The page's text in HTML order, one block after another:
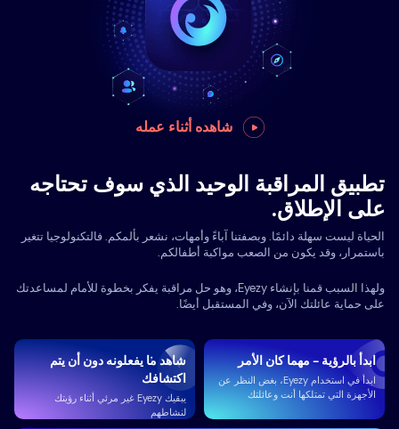
شاهده أثناء عمله
تطبيق المراقبة الوحيد الذي سوف تحتاجه
على الإطلاق.
الحياة ليست سهلة دائمًا. وبصفتنا آباءً وأمهات، نشعر بألمكم. فالتكنولوجيا تتغير
باستمرار، وقد يكون من الصعب مواكبة أطفالكم.
ولهذا السبب قمنا بإنشاء Eyezy، وهو حل مراقبة يفكر بخطوة للأمام لمساعدتك
على حماية عائلتك الآن، وفي المستقبل أيضًا.
ابدأ بالرؤية - مهما كان الأمر
ابدأ في استخدام Eyezy، بغض النظر عن
الأجهزة التي تمتلكها أنت وعائلتك
شاهد ما يفعلونه دون أن يتم
اكتشافك
يبقيك Eyezy غير مرئي أثناء رؤيتك
لنشاطهم